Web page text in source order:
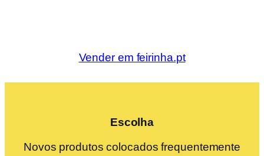
Vender em feirinha.pt
Escolha
Novos produtos colocados frequentemente